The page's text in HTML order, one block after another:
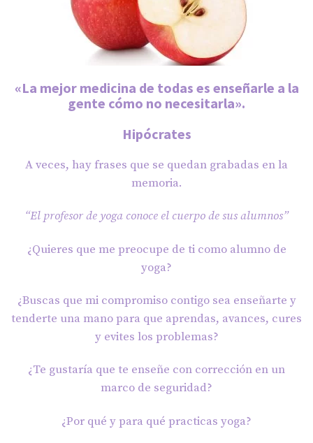
«La mejor medicina de todas es enseñarle a la
gente cómo no necesitarla».
Hipócrates
A veces, hay frases que se quedan grabadas en la
memoria.
“El profesor de yoga conoce el cuerpo de sus alumnos”
¿Quieres que me preocupe de ti como alumno de
yoga?
¿Buscas que mi compromiso contigo sea enseñarte y
tenderte una mano para que aprendas, avances, cures
y evites los problemas?
¿Te gustaría que te enseñe con corrección en un
marco de seguridad?
¿Por qué y para qué practicas yoga?